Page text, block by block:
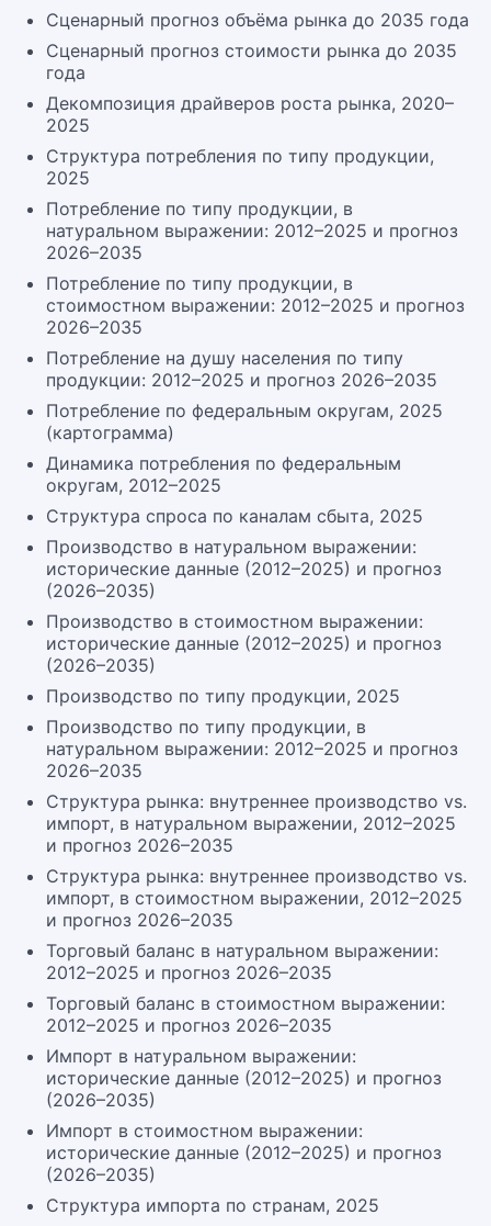
Сценарный прогноз объёма рынка до 2035 года
Сценарный прогноз стоимости рынка до 2035
года
Декомпозиция драйверов роста рынка, 2020–
2025
Структура потребления по типу продукции,
2025
Потребление по типу продукции, в
натуральном выражении: 2012–2025 и прогноз
2026–2035
Потребление по типу продукции, в
стоимостном выражении: 2012–2025 и прогноз
2026–2035
Потребление на душу населения по типу
продукции: 2012–2025 и прогноз 2026–2035
Потребление по федеральным округам, 2025
(картограмма)
Динамика потребления по федеральным
округам, 2012–2025
Структура спроса по каналам сбыта, 2025
Производство в натуральном выражении:
исторические данные (2012–2025) и прогноз
(2026–2035)
Производство в стоимостном выражении:
исторические данные (2012–2025) и прогноз
(2026–2035)
Производство по типу продукции, 2025
Производство по типу продукции, в
натуральном выражении: 2012–2025 и прогноз
2026–2035
Структура рынка: внутреннее производство vs.
импорт, в натуральном выражении, 2012–2025
и прогноз 2026–2035
Структура рынка: внутреннее производство vs.
импорт, в стоимостном выражении, 2012–2025
и прогноз 2026–2035
Торговый баланс в натуральном выражении:
2012–2025 и прогноз 2026–2035
Торговый баланс в стоимостном выражении:
2012–2025 и прогноз 2026–2035
Импорт в натуральном выражении:
исторические данные (2012–2025) и прогноз
(2026–2035)
Импорт в стоимостном выражении:
исторические данные (2012–2025) и прогноз
(2026–2035)
Структура импорта по странам, 2025